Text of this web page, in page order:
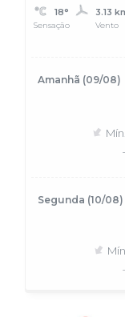
18°
Sensação
3.13
Vento
Amanhã (09/08)
Mín.
Segunda (10/08)
Mín.